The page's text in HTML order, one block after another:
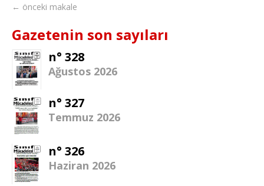
← önceki makale
Gazetenin son sayıları
n° 328
Ağustos 2026
n° 327
Temmuz 2026
n° 326
Haziran 2026